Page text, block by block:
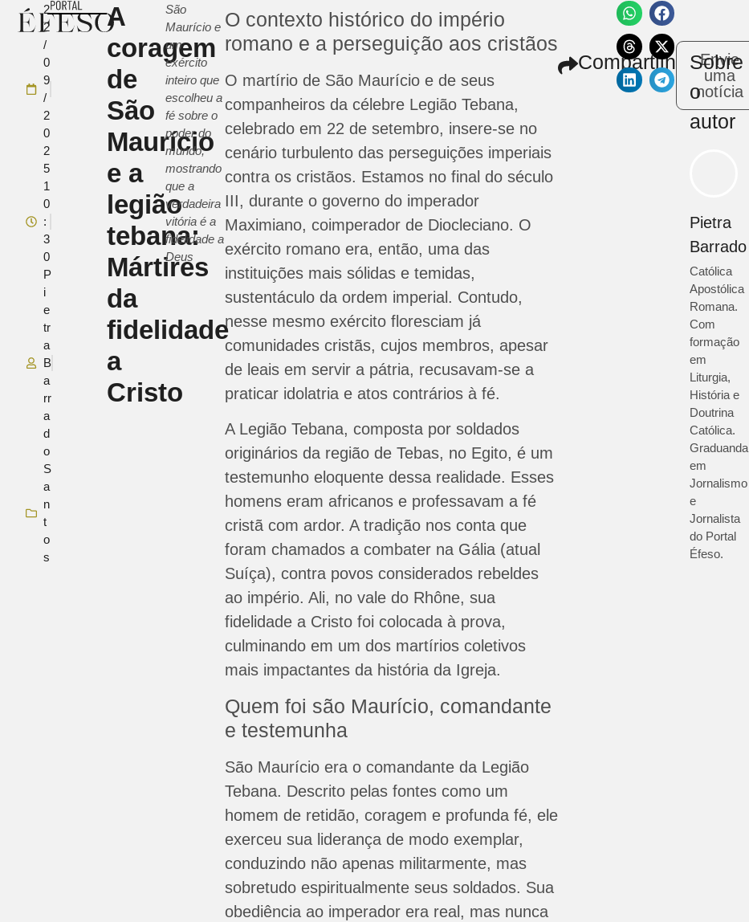
2
2
/
0
9
/
2
0
2
5
1
0
:
3
0
P
i
e
tr
a
B
a
rr
a
d
o
S
a
n
t
o
s
A
coragem
de
São
Maurício
e a
legião
tebana:
Mártires
da
fidelidade
a
Cristo
São
Maurício e
um
exército
inteiro que
escolheu a
fé sobre o
poder do
mundo,
mostrando
que a
verdadeira
vitória é a
fidelidade a
Deus
O contexto histórico do império
romano e a perseguição aos cristãos
O martírio de São Maurício e de seus
companheiros da célebre Legião Tebana,
celebrado em 22 de setembro, insere-se no
cenário turbulento das perseguições imperiais
contra os cristãos. Estamos no final do século
III, durante o governo do imperador
Maximiano, coimperador de Diocleciano. O
exército romano era, então, uma das
instituições mais sólidas e temidas,
sustentáculo da ordem imperial. Contudo,
nesse mesmo exército floresciam já
comunidades cristãs, cujos membros, apesar
de leais em servir a pátria, recusavam-se a
praticar idolatria e atos contrários à fé.
A Legião Tebana, composta por soldados
originários da região de Tebas, no Egito, é um
testemunho eloquente dessa realidade. Esses
homens eram africanos e professavam a fé
cristã com ardor. A tradição nos conta que
foram chamados a combater na Gália (atual
Suíça), contra povos considerados rebeldes
ao império. Ali, no vale do Rhône, sua
fidelidade a Cristo foi colocada à prova,
culminando em um dos martírios coletivos
mais impactantes da história da Igreja.
Quem foi são Maurício, comandante
e testemunha
São Maurício era o comandante da Legião
Tebana. Descrito pelas fontes como um
homem de retidão, coragem e profunda fé, ele
exerceu sua liderança de modo exemplar,
conduzindo não apenas militarmente, mas
sobretudo espiritualmente seus soldados. Sua
obediência ao imperador era real, mas nunca
Compartilhe
Envie
uma
notícia
Sobre
o
autor
Pietra
Barrado
Católica
Apostólica
Romana.
Com
formação
em
Liturgia,
História e
Doutrina
Católica.
Graduanda
em
Jornalismo
e
Jornalista
do Portal
Éfeso.